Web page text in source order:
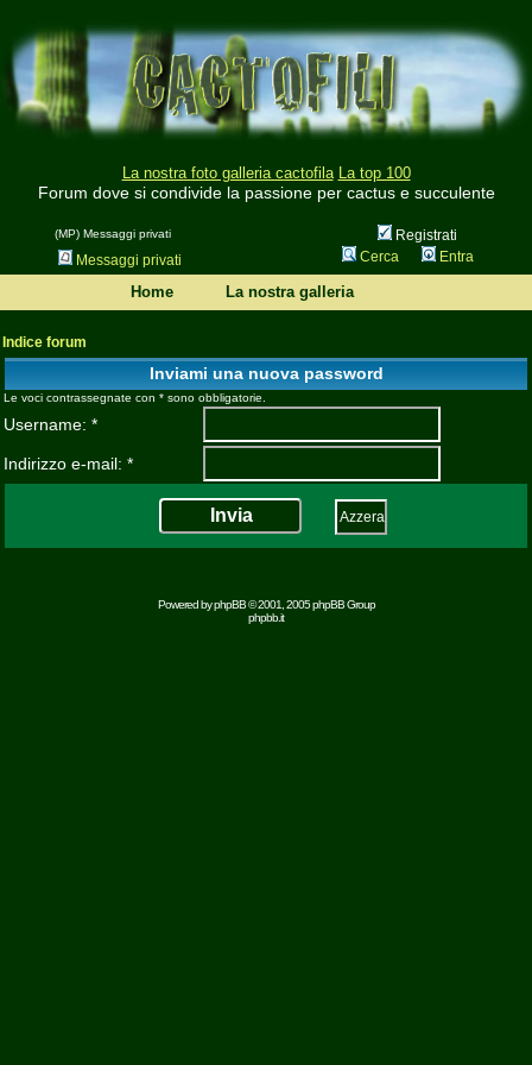
La nostra foto galleria cactofila La top 100
Forum dove si condivide la passione per cactus e succulente
(MP) Messaggi privati
Registrati
Messaggi privati
Cerca Entra
Home La nostra galleria
Indice forum
Inviami una nuova password
Le voci contrassegnate con * sono obbligatorie.
Username: *
Indirizzo e-mail: *
Powered byphpBB© 2001, 2005 phpBB Group
phpbb.it